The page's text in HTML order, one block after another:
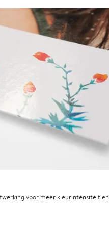
voor meer kleurintensiteit en